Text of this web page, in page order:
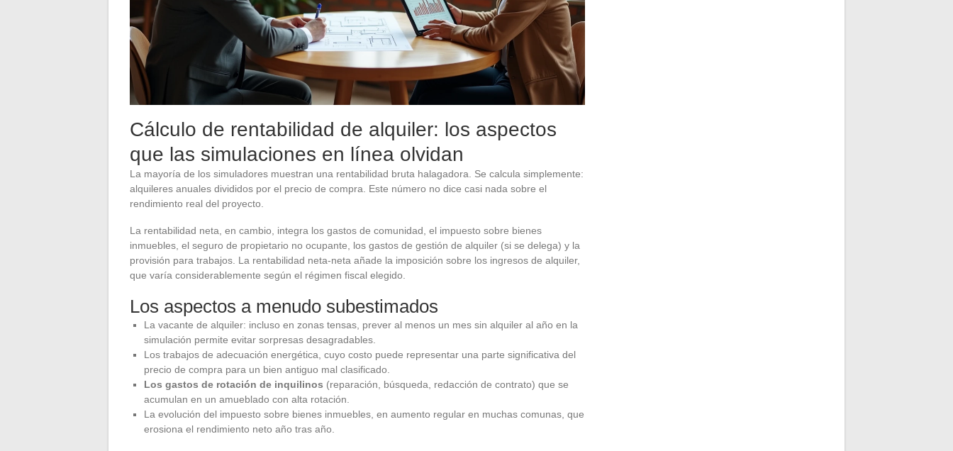
Cálculo de rentabilidad de alquiler: los aspectos
que las simulaciones en línea olvidan
La mayoría de los simuladores muestran una rentabilidad bruta halagadora. Se calcula simplemente:
alquileres anuales divididos por el precio de compra. Este número no dice casi nada sobre el
rendimiento real del proyecto.
La rentabilidad neta, en cambio, integra los gastos de comunidad, el impuesto sobre bienes
inmuebles, el seguro de propietario no ocupante, los gastos de gestión de alquiler (si se delega) y la
provisión para trabajos. La rentabilidad neta-neta añade la imposición sobre los ingresos de alquiler,
que varía considerablemente según el régimen fiscal elegido.
Los aspectos a menudo subestimados
La vacante de alquiler: incluso en zonas tensas, prever al menos un mes sin alquiler al año en la
simulación permite evitar sorpresas desagradables.
Los trabajos de adecuación energética, cuyo costo puede representar una parte significativa del
precio de compra para un bien antiguo mal clasificado.
Los gastos de rotación de inquilinos (reparación, búsqueda, redacción de contrato) que se
acumulan en un amueblado con alta rotación.
La evolución del impuesto sobre bienes inmuebles, en aumento regular en muchas comunas, que
erosiona el rendimiento neto año tras año.